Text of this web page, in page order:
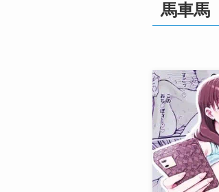
馬車馬